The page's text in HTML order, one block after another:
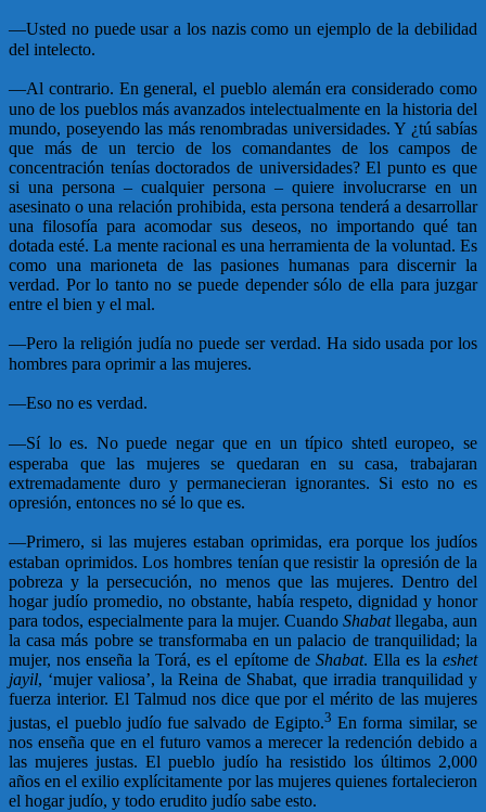
—Usted no puede usar a los nazis como un ejemplo de la debilidad
del intelecto.
—Al contrario. En general, el pueblo alemán era considerado como
uno de los pueblos más avanzados intelectualmente en la historia del
mundo, poseyendo las más renombradas universidades. Y ¿tú sabías
que más de un tercio de los comandantes de los campos de
concentración tenías doctorados de universidades? El punto es que
si una persona – cualquier persona – quiere involucrarse en un
asesinato o una relación prohibida, esta persona tenderá a desarrollar
una filosofía para acomodar sus deseos, no importando qué tan
dotada esté. La mente racional es una herramienta de la voluntad. Es
como una marioneta de las pasiones humanas para discernir la
verdad. Por lo tanto no se puede depender sólo de ella para juzgar
entre el bien y el mal.
—Pero la religión judía no puede ser verdad. Ha sido usada por los
hombres para oprimir a las mujeres.
—Eso no es verdad.
—Sí lo es. No puede negar que en un típico shtetl europeo, se
esperaba que las mujeres se quedaran en su casa, trabajaran
extremadamente duro y permanecieran ignorantes. Si esto no es
opresión, entonces no sé lo que es.
—Primero, si las mujeres estaban oprimidas, era porque los judíos
estaban oprimidos. Los hombres tenían que resistir la opresión de la
pobreza y la persecución, no menos que las mujeres. Dentro del
hogar judío promedio, no obstante, había respeto, dignidad y honor
para todos, especialmente para la mujer. Cuando Shabatllegaba, aun
la casa más pobre se transformaba en un palacio de tranquilidad; la
mujer, nos enseña la Torá, es el epítome de Shabat. Ella es laeshet
jayil, ‘mujer valiosa’, la Reina de Shabat, que irradia tranquilidad y
fuerza interior. El Talmud nos dice que por el mérito de las mujeres
justas, el pueblo judío fue salvado de Egipto.3 En forma similar, se
nos enseña que en el futuro vamos a merecer la redención debido a
las mujeres justas. El pueblo judío ha resistido los últimos 2,000
años en el exilio explícitamente por las mujeres quienes fortalecieron
el hogar judío, y todo erudito judío sabe esto.